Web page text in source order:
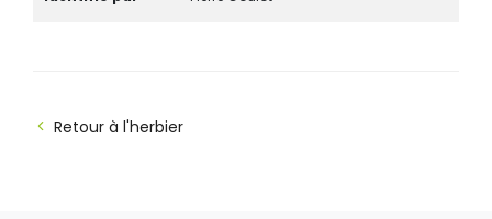
Retour à l'herbier